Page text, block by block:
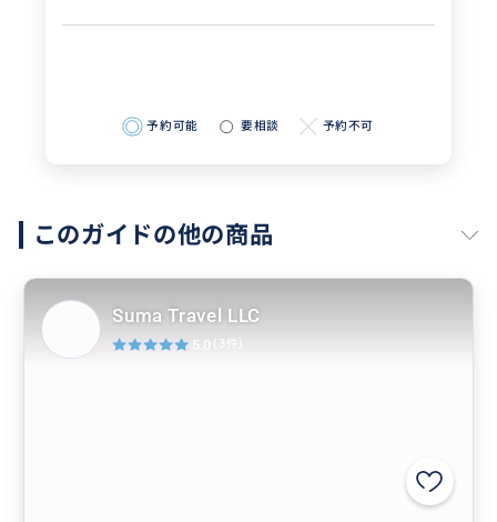
予約可能 要相談 予約不可
このガイドの他の商品
Suma Travel LLC
5.0 (3件)